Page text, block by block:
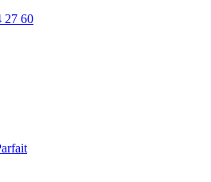
27 60